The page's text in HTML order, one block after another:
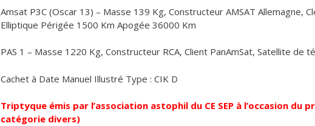
Amsat P3C (Oscar 13) – Masse 139 Kg, Constructeur AMSAT Allemagne,
Elliptique Périgée 1500 Km Apogée 36000 Km
PAS 1 – Masse 1220 Kg, Constructeur RCA, Client PanAmSat, Satellite de
Cachet à Date Manuel Illustré Type : CIK D
Triptyque émis par l’association astophil du CE SEP à l’occasion
catégorie divers)